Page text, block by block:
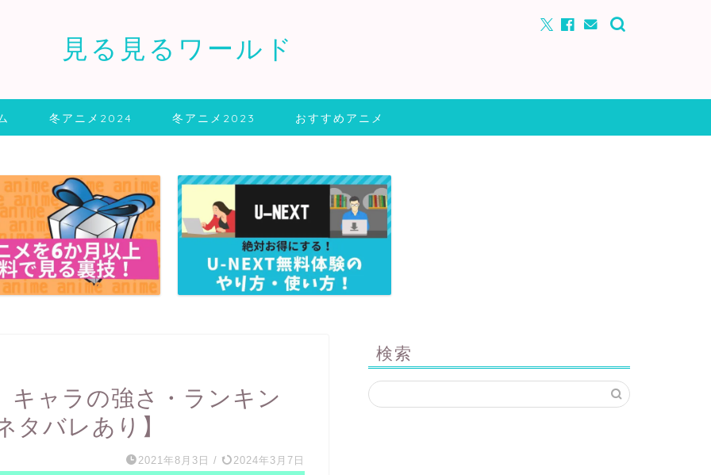
見る見るワールド
冬アニメ2024 冬アニメ2023 おすすめアニメ
キャラの強さ・ランキン
タバレあり】
2021年8月3日 / 2024年3月7日
検索